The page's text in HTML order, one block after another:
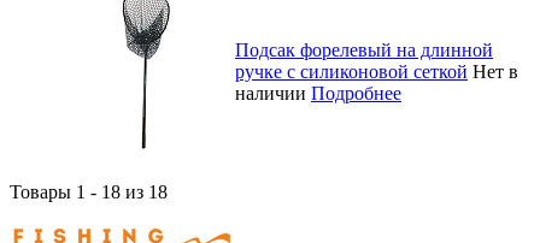
Подсак форелевый на длинной
ручке с силиконовой сеткой Нет в
наличии Подробнее
Товары 1 - 18 из 18